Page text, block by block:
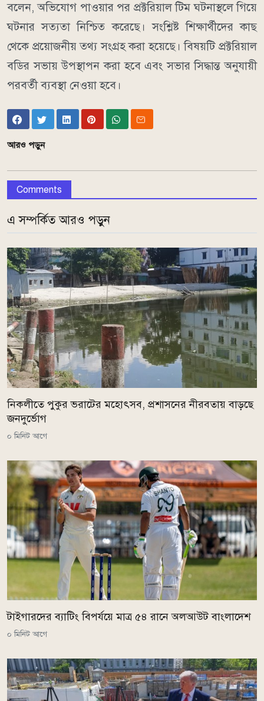
বলেন, অভিযোগ পাওয়ার পর প্রক্টরিয়াল টিম ঘটনাস্থলে গিয়ে
ঘটনার সত্যতা নিশ্চিত করেছে। সংশ্লিষ্ট শিক্ষার্থীদের কাছ
থেকে প্রয়োজনীয় তথ্য সংগ্রহ করা হয়েছে। বিষয়টি প্রক্টরিয়াল
বডির সভায় উপস্থাপন করা হবে এবং সভার সিদ্ধান্ত অনুযায়ী
পরবর্তী ব্যবস্থা নেওয়া হবে।
আরও পড়ুন
Comments
এ সম্পর্কিত আরও পড়ুন
নিকলীতে পুকুর ভরাটের মহোৎসব, প্রশাসনের নীরবতায় বাড়ছে
জনদুর্ভোগ
০ মিনিট আগে
টাইগারদের ব্যাটিং বিপর্যয়ে মাত্র ৫৪ রানে অলআউট বাংলাদেশ
০ মিনিট আগে